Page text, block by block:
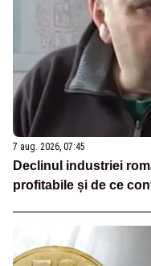
7 aug. 2026, 07:45
Declinul industriei
profitabile și de ce